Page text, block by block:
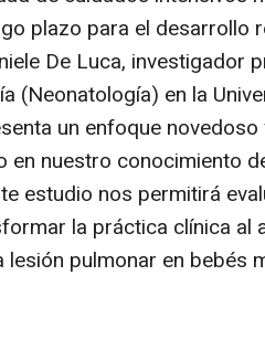
plazo para el desarrollo
De Luca, investigador
(Neonatología) en la
un enfoque
en nuestro conocimiento
estudio nos permitirá
la práctica clínica al
lesión pulmonar en bebés